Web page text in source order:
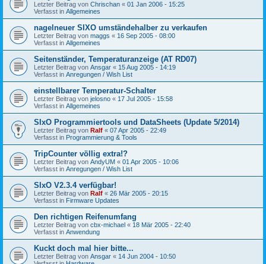
Letzter Beitrag von Chrischan « 01 Jan 2006 - 15:25
Verfasst in Allgemeines
nagelneuer SIXO umständehalber zu verkaufen
Letzter Beitrag von maggs « 16 Sep 2005 - 08:00
Verfasst in Allgemeines
Seitenständer, Temperaturanzeige (AT RD07)
Letzter Beitrag von Ansgar « 15 Aug 2005 - 14:19
Verfasst in Anregungen / Wish List
einstellbarer Temperatur-Schalter
Letzter Beitrag von jelosno « 17 Jul 2005 - 15:58
Verfasst in Allgemeines
SIxO Programmiertools und DataSheets (Update 5/2014)
Letzter Beitrag von Ralf « 07 Apr 2005 - 22:49
Verfasst in Programmierung & Tools
TripCounter völlig extra!?
Letzter Beitrag von AndyUM « 01 Apr 2005 - 10:06
Verfasst in Anregungen / Wish List
SIxO V2.3.4 verfügbar!
Letzter Beitrag von Ralf « 26 Mär 2005 - 20:15
Verfasst in Firmware Updates
Den richtigen Reifenumfang
Letzter Beitrag von cbx-michael « 18 Mär 2005 - 22:40
Verfasst in Anwendung
Kuckt doch mal hier bitte...
Letzter Beitrag von Ansgar « 14 Jun 2004 - 10:50